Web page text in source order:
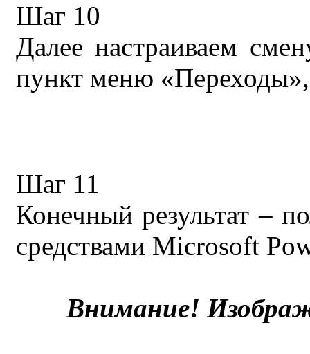
Шаг 10
Далее настраиваем
пункт меню
Шаг 11
Конечный результат –
средствами Microsoft
Внимание!